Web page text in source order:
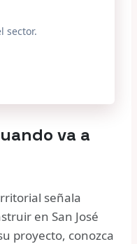
sector.
va a
señala
en San José
proyecto, conozca